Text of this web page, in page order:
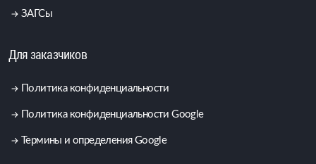
ЗАГСы
Для заказчиков
Политика конфиденциальности
Политика конфиденциальности Google
Термины и определения Google